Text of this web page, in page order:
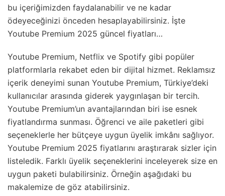
bu içeriğimizden faydalanabilir ve ne kadar
ödeyeceğinizi önceden hesaplayabilirsiniz. İşte
Youtube Premium 2025 güncel fiyatları…
Youtube Premium, Netflix ve Spotify gibi popüler
platformlarla rekabet eden bir dijital hizmet. Reklamsız
içerik deneyimi sunan Youtube Premium, Türkiye’deki
kullanıcılar arasında giderek yaygınlaşan bir tercih.
Youtube Premium’un avantajlarından biri ise esnek
fiyatlandırma sunması. Öğrenci ve aile paketleri gibi
seçeneklerle her bütçeye uygun üyelik imkânı sağlıyor.
Youtube Premium 2025 fiyatlarını araştırarak sizler için
listeledik. Farklı üyelik seçeneklerini inceleyerek size en
uygun paketi bulabilirsiniz. Örneğin aşağıdaki bu
makalemize de göz atabilirsiniz.